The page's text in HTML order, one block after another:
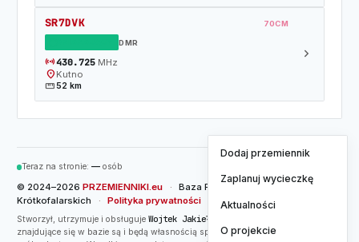
SR7DVK 70CM
DMR
sensors430.725MHz
location_on Kutno
straighten52 km
chevron_right
Teraz na stronie:— osób
© 2024–2026 PRZEMIENNIKI.eu ·
Baza Przemienników
Krótkofalarskich
· Polityka prywatności
Stworzył, utrzymuje i obsługuje Wojtek Jakieła / SQ8W
znajdujące się w bazie są i będą własnością społeczności oraz w pełni
Dodaj przemiennik
Zaplanuj wycieczkę
Aktualności
O projekcie